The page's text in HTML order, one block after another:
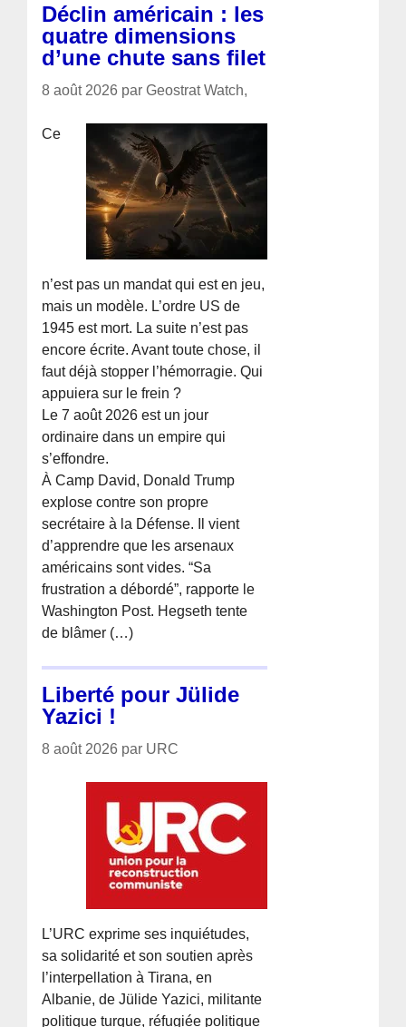
Déclin américain : les
quatre dimensions
d’une chute sans filet
8 août 2026 par Geostrat Watch,
Ce
n’est pas un mandat qui est en jeu,
mais un modèle. L’ordre US de
1945 est mort. La suite n’est pas
encore écrite. Avant toute chose, il
faut déjà stopper l’hémorragie. Qui
appuiera sur le frein ?
Le 7 août 2026 est un jour
ordinaire dans un empire qui
s’effondre.
À Camp David, Donald Trump
explose contre son propre
secrétaire à la Défense. Il vient
d’apprendre que les arsenaux
américains sont vides. “Sa
frustration a débordé”, rapporte le
Washington Post. Hegseth tente
de blâmer (…)
Liberté pour Jülide
Yazici !
8 août 2026 par URC
L’URC exprime ses inquiétudes,
sa solidarité et son soutien après
l’interpellation à Tirana, en
Albanie, de Jülide Yazici, militante
politique turque, réfugiée politique